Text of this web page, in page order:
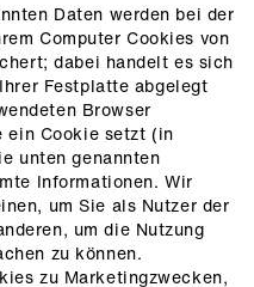
Daten werden bei der
Computer Cookies von
dabei handelt es sich
Festplatte abgelegt
Browser
ein Cookie setzt (in
unten genannten
Informationen. Wir
um Sie als Nutzer der
um die Nutzung
zu können.
zu Marketingzwecken,